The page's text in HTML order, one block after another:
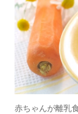
赤ちゃんが離乳